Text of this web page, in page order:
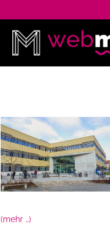
(mehr …)